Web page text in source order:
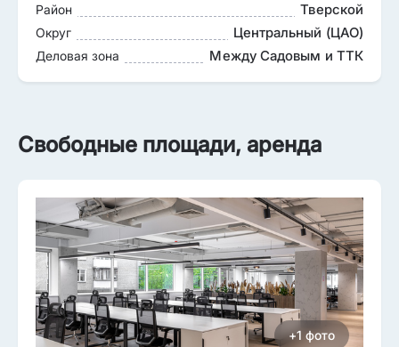
Район Тверской
Округ Центральный (ЦАО)
Деловая зона Между Садовым и ТТК
Свободные площади, аренда
+1 фото